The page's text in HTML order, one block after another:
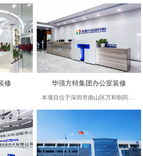
修 华强方特集团办公室装修
本项目位于深圳市南山区万和制药园，居于市中心，项目占地约4000㎡，本案公司是一家上市集团公司，从事多个行业的，规模日渐扩张，此地办公